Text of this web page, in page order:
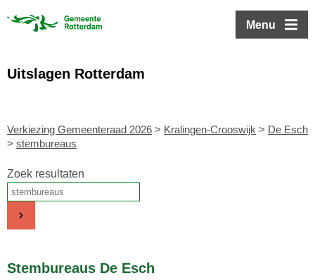
Menu
Uitslagen Rotterdam
Verkiezing Gemeenteraad 2026 > Kralingen-Crooswijk > De Esch
> stembureaus
Zoek resultaten
Stembureaus De Esch